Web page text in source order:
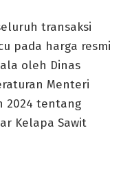
transaksi
pada harga resmi
oleh Dinas
Menteri
2024 tentang
Kelapa Sawit